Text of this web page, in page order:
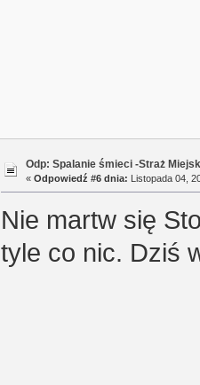
Odp: Spalanie śmieci -Straż
« Odpowiedź #6 dnia: Listopada 04,
Nie martw się
tyle co nic. Dziś